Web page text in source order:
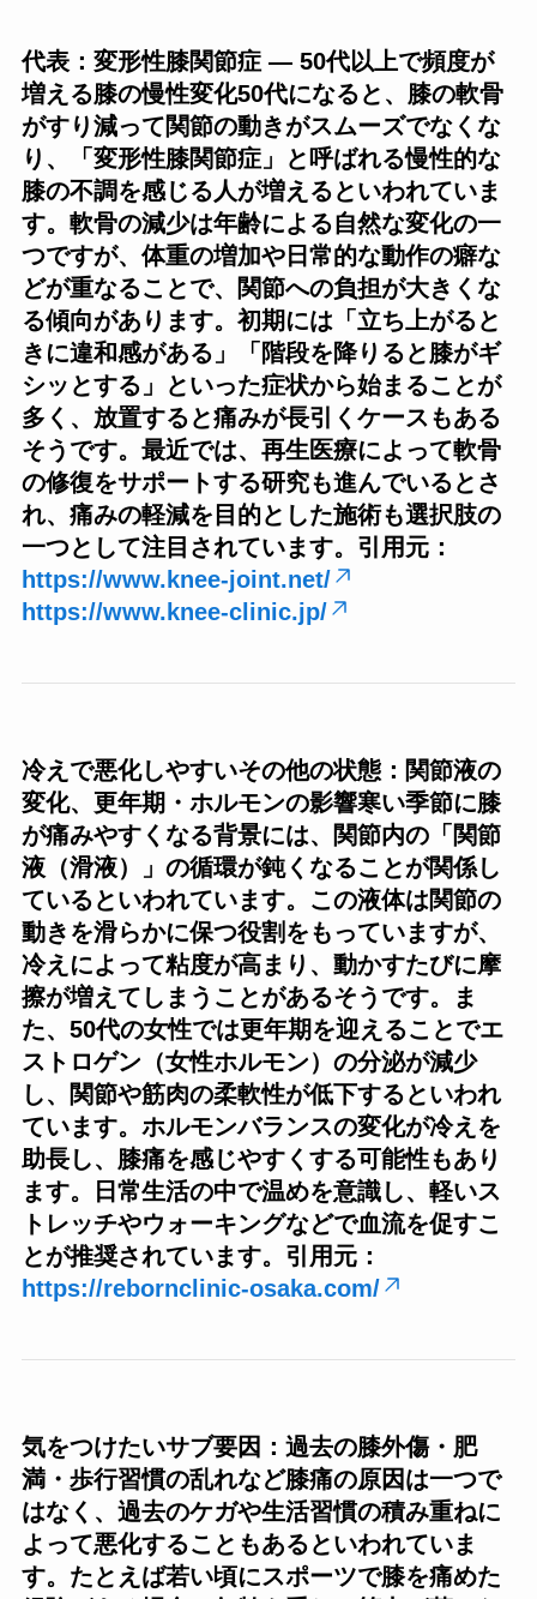
代表：変形性膝関節症 — 50代以上で頻度が
増える膝の慢性変化50代になると、膝の軟骨
がすり減って関節の動きがスムーズでなくな
り、「変形性膝関節症」と呼ばれる慢性的な
膝の不調を感じる人が増えるといわれていま
す。軟骨の減少は年齢による自然な変化の一
つですが、体重の増加や日常的な動作の癖な
どが重なることで、関節への負担が大きくな
る傾向があります。初期には「立ち上がると
きに違和感がある」「階段を降りると膝がギ
シッとする」といった症状から始まることが
多く、放置すると痛みが長引くケースもある
そうです。最近では、再生医療によって軟骨
の修復をサポートする研究も進んでいるとさ
れ、痛みの軽減を目的とした施術も選択肢の
一つとして注目されています。引用元：
https://www.knee-joint.net/
https://www.knee-clinic.jp/
冷えで悪化しやすいその他の状態：関節液の
変化、更年期・ホルモンの影響寒い季節に膝
が痛みやすくなる背景には、関節内の「関節
液（滑液）」の循環が鈍くなることが関係し
ているといわれています。この液体は関節の
動きを滑らかに保つ役割をもっていますが、
冷えによって粘度が高まり、動かすたびに摩
擦が増えてしまうことがあるそうです。ま
た、50代の女性では更年期を迎えることでエ
ストロゲン（女性ホルモン）の分泌が減少
し、関節や筋肉の柔軟性が低下するといわれ
ています。ホルモンバランスの変化が冷えを
助長し、膝痛を感じやすくする可能性もあり
ます。日常生活の中で温めを意識し、軽いス
トレッチやウォーキングなどで血流を促すこ
とが推奨されています。引用元：
https://rebornclinic-osaka.com/
気をつけたいサブ要因：過去の膝外傷・肥
満・歩行習慣の乱れなど膝痛の原因は一つで
はなく、過去のケガや生活習慣の積み重ねに
よって悪化することもあるといわれていま
す。たとえば若い頃にスポーツで膝を痛めた